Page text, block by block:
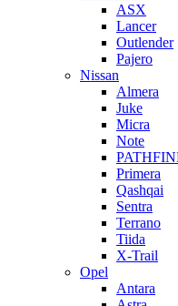
ASX
Lancer
Outlender
Pajero
Nissan
Almera
Juke
Micra
Note
Primera
Qashqai
Sentra
Terrano
Tiida
X-Trail
Opel
Antara